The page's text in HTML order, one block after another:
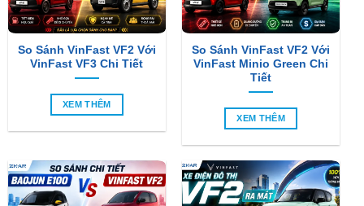
So Sánh VinFast VF2 Với
VinFast VF3 Chi Tiết
XEM THÊM
So Sánh VinFast VF2 Với
VinFast Minio Green Chi
Tiết
XEM THÊM